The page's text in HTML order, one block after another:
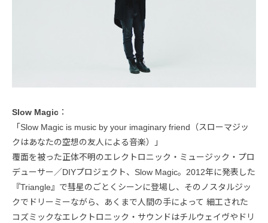
Slow Magic ：
「Slow Magic is music by your imaginary friend（スローマジッ
クはあなたの空想の友人による音楽）」
覆面を被った正体不明のエレクトロニック・ミュージック・プロ
デューサー／DIYプロジェクト、Slow Magic。2012年に発表した
『Triangle』で彗星のごとくシーンに登場し、そのノスタルジッ
クでドリーミーながら、あくまで人間の手によって 細工された
コズミックなエレクトロニック・サウンドはチルウェイヴやドリ